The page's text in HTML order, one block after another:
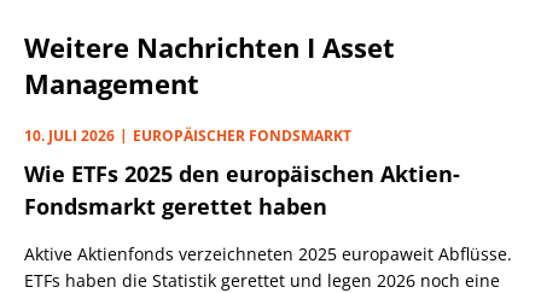
Weitere Nachrichten I Asset
Management
10. JULI 2026 EUROPÄISCHER FONDSMARKT
Wie ETFs 2025 den europäischen Aktien-
Fondsmarkt gerettet haben
Aktive Aktienfonds verzeichneten 2025 europaweit Abflüsse.
ETFs haben die Statistik gerettet und legen 2026 noch eine